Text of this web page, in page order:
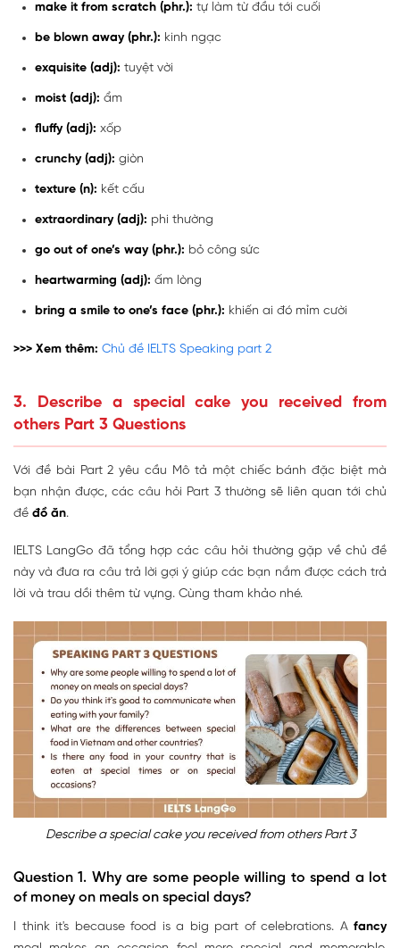
make it from scratch (phr.): tự làm từ đầu tới cuối
be blown away (phr.): kinh ngạc
exquisite (adj): tuyệt vời
moist (adj): ẩm
fluffy (adj): xốp
crunchy (adj): giòn
texture (n): kết cấu
extraordinary (adj): phi thường
go out of one’s way (phr.): bỏ công sức
heartwarming (adj): ấm lòng
bring a smile to one’s face (phr.): khiến ai đó mỉm cười
>>> Xem thêm: Chủ đề IELTS Speaking part 2
3. Describe a special cake you received from
others Part 3 Questions
Với đề bài Part 2 yêu cầu Mô tả một chiếc bánh đặc biệt mà
bạn nhận được, các câu hỏi Part 3 thường sẽ liên quan tới chủ
đề đồ ăn.
IELTS LangGo đã tổng hợp các câu hỏi thường gặp về chủ đề
này và đưa ra câu trả lời gợi ý giúp các bạn nắm được cách trả
lời và trau dồi thêm từ vựng. Cùng tham khảo nhé.
Describe a special cake you received from others Part 3
Question 1. Why are some people willing to spend a lot
of money on meals on special days?
I think it's because food is a big part of celebrations. A fancy